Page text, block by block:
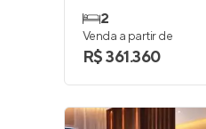
2
Venda a partir de
R$ 361.360